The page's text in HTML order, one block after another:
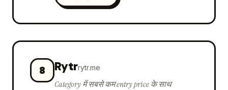
8 Rytrrytr.me
Category में सबसे कम entry price के साथ